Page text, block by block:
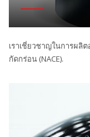
เราเชี่ยวชาญในการผ
กัดกร่อน (NACE).